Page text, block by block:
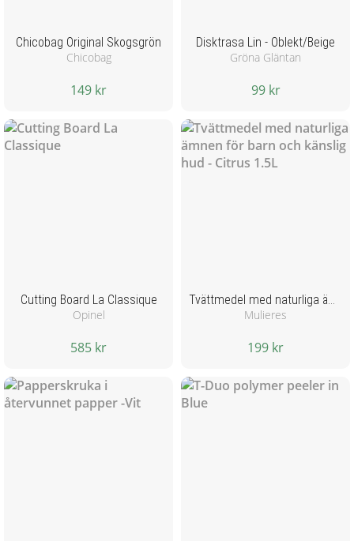
Chicobag Original Skogsgrön
Chicobag
149 kr
Disktrasa Lin - Oblekt/Beige
Gröna Gläntan
99 kr
Cutting Board La Classique
Opinel
585 kr
Tvättmedel med naturliga ämnen för barn och känslig hud - Citrus 1.5L
Mulieres
199 kr